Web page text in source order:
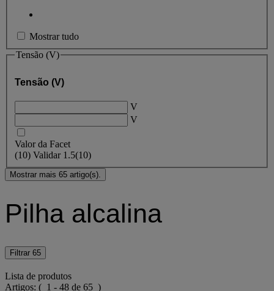
Mostrar tudo
Tensão (V)
Tensão (V)
V
V
Valor da Facet
(10) Validar 1.5(10)
Mostrar mais 65 artigo(s).
Pilha alcalina
Filtrar 65
Lista de produtos
Artigos: ( 1 - 48 de 65 )